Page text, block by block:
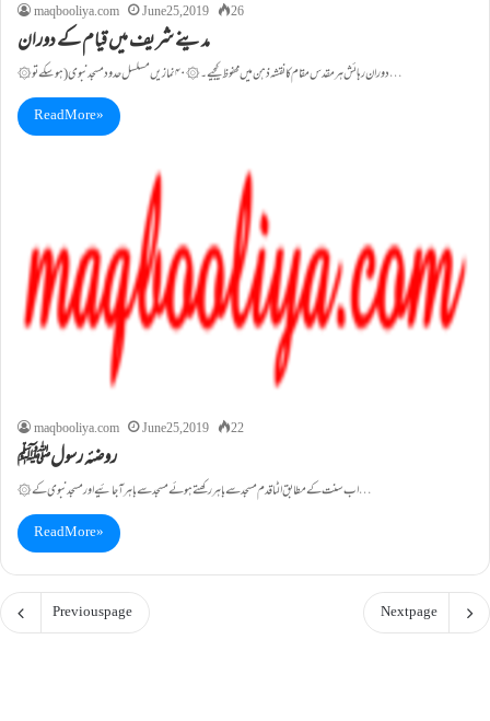
maqbooliya.com June 25, 2019 26
مدینے شریف میں قیام کے دوران
۞ دوران رہائش ہر مقدس مقام کا نقشہ ذہن میں محفوظ کیجیے۔۞ ۴۰ نمازیں مسلسل حدود مسجد نبوی (ہوسکے تو…
Read More »
maqbooliya.com June 25, 2019 22
روضئہ رسولﷺ
۞ اب سنت کے مطابق الٹا قدم مسجد سے باہر رکھتے ہوئے مسجد سے باہر آجائیے اور مسجد نبوی کے…
Read More »
Previous page Next page